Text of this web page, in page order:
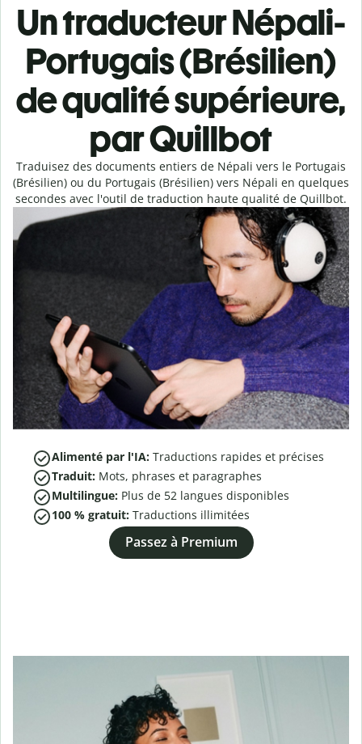
Un traducteur Népali-
Portugais (Brésilien)
de qualité supérieure,
par Quillbot
Traduisez des documents entiers de Népali vers le Portugais
(Brésilien) ou du Portugais (Brésilien) vers Népali en quelques
secondes avec l'outil de traduction haute qualité de Quillbot.
Alimenté par l'IA: Traductions rapides et précises
Traduit: Mots, phrases et paragraphes
Multilingue: Plus de 52 langues disponibles
100 % gratuit: Traductions illimitées
Passez à Premium